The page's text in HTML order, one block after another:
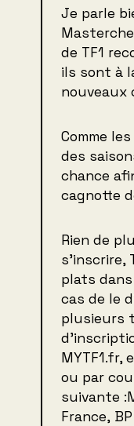
Je parle
de TF1
ils sont à
nouveaux
Comme
des
chance
cagnotte
Rien de
s’inscrire,
plats
cas de le
plusieurs
MYTF1.fr,
ou par
suivante
France,